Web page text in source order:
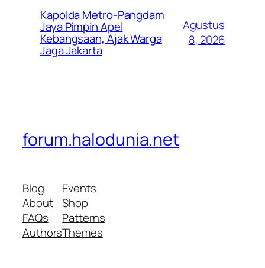
Kapolda Metro-Pangdam
Jaya Pimpin Apel
Kebangsaan, Ajak Warga
Jaga Jakarta
Agustus
8, 2026
forum.halodunia.net
Blog
About
FAQs
Authors
Events
Shop
Patterns
Themes